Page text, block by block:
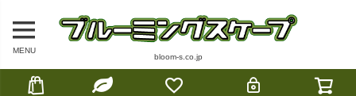
MENU
bloom-s.co.jp